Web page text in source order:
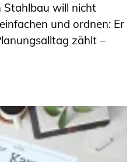
Stahlbau will nicht
und ordnen: Er
zählt –